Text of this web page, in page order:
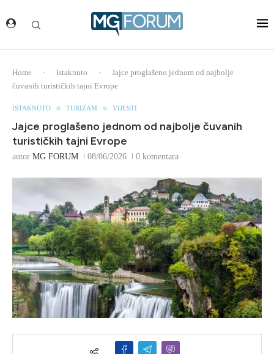
Home - Istaknuto -
Jajce proglašeno jednom od najbolje
čuvanih turističkih tajni Evrope
ISTAKNUTO TURIZAM VIJESTI
Jajce proglašeno jednom od najbolje čuvanih
turističkih tajni Evrope
autor MG FORUM 08/06/2026 0 komentara